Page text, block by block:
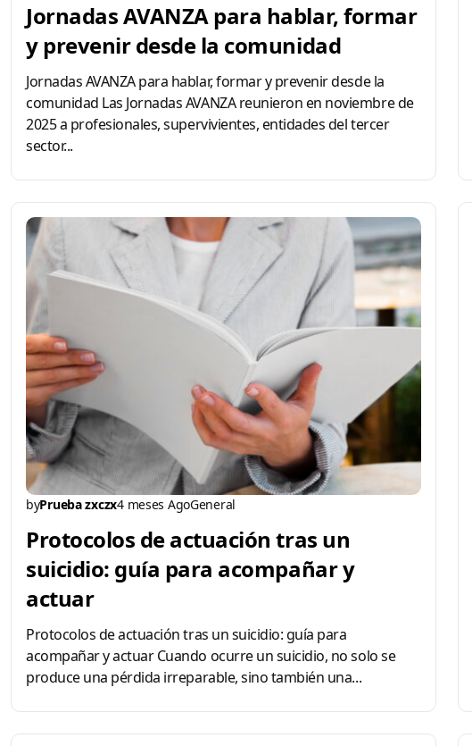
Jornadas AVANZA para hablar, formar
y prevenir desde la comunidad
Jornadas AVANZA para hablar, formar y prevenir desde la
comunidad Las Jornadas AVANZA reunieron en noviembre de
2025 a profesionales, supervivientes, entidades del tercer
sector...
byPrueba zxczx4 meses AgoGeneral
Protocolos de actuación tras un
suicidio: guía para acompañar y
actuar
Protocolos de actuación tras un suicidio: guía para
acompañar y actuar Cuando ocurre un suicidio, no solo se
produce una pérdida irreparable, sino también una...